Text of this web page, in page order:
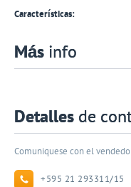
Características:
Más info
Detalles de
Comuniquese con el
+595 21 293311/15